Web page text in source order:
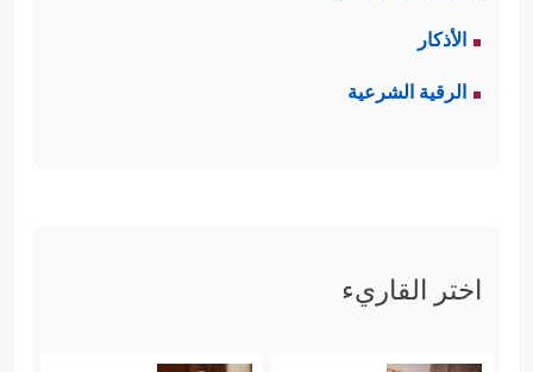
الأذكار
الرقية الشرعية
اختر القاريء